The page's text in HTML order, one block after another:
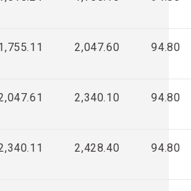
2,047.60 94.80
2,340.10 94.80
2,428.40 94.80